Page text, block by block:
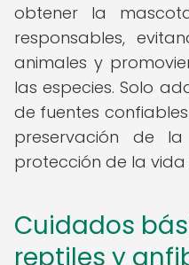
obtener la
responsables,
animales y
las especies. Solo
de fuentes
preservación de
protección de la vida
Cuidados
reptiles y